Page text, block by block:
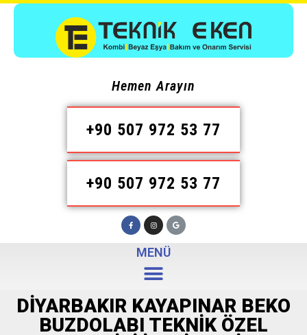
Hemen Arayın
+90 507 972 53 77
+90 507 972 53 77
MENÜ
DIYARBAKIR KAYAPINAR BEKO
BUZDOLABI TEKNIK ÖZEL